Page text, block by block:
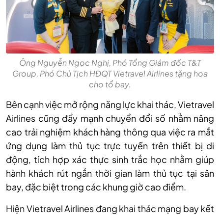
Ông Nguyễn Ngọc Nghị, Phó Tổng Giám đốc T&T
Group, Phó Chủ Tịch HĐQT Vietravel Airlines tặng hoa
cho tổ bay.
Bên cạnh việc mở rộng năng lực khai thác, Vietravel
Airlines cũng đẩy mạnh chuyển đổi số nhằm nâng
cao trải nghiệm khách hàng thông qua việc ra mắt
ứng dụng làm thủ tục trực tuyến trên thiết bị di
động, tích hợp xác thực sinh trắc học nhằm giúp
hành khách rút ngắn thời gian làm thủ tục tại sân
bay, đặc biệt trong các khung giờ cao điểm.
Hiện Vietravel Airlines đang khai thác mạng bay kết